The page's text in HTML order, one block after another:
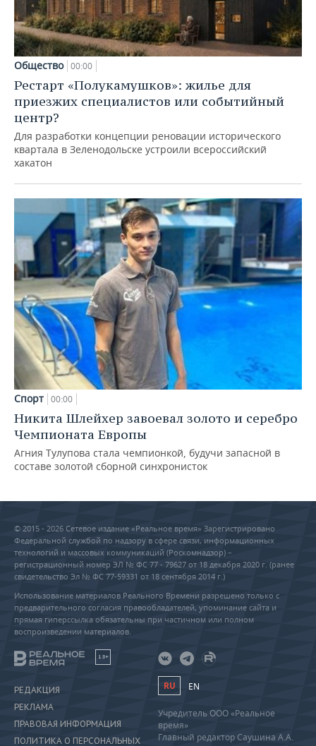
Общество 00:00
Рестарт «Полукамушков»: жилье для
приезжих специалистов или событийный
центр?
Для разработки концепции реновации исторического
квартала в Зеленодольске устроили всероссийский
хакатон
Спорт 00:00
Никита Шлейхер завоевал золото и серебро
Чемпионата Европы
Агния Тулупова стала чемпионкой, будучи запасной в
составе золотой сборной синхронисток
© 2015 - 2026 Сетевое издание «Реальное время» Зарегистрировано
Федеральной службой по надзору в сфере связи, информационных
технологий и массовых коммуникаций (Роскомнадзор) –
регистрационный номер ЭЛ № ФС 77 - 79627 от 18 декабря 2020 г. (ранее
свидетельство Эл № ФС 77-59331 от 18 сентября 2014 г.)
Использование материалов Реального Времени разрешено только с
предварительного согласия правообладателей, упоминание сайта и
прямая гиперссылка обязательны при частичном или полном
воспроизведении материалов.
18+
РЕДАКЦИЯ
РЕКЛАМА
ПРАВОВАЯ ИНФОРМАЦИЯ
ПОЛИТИКА О ПЕРСОНАЛЬНЫХ
RU EN
Учредитель ООО «Реальное
время»
Главный редактор Саушина А.А.